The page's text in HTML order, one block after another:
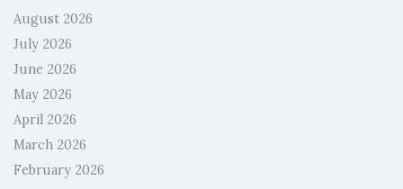
August 2026
July 2026
June 2026
May 2026
April 2026
March 2026
February 2026